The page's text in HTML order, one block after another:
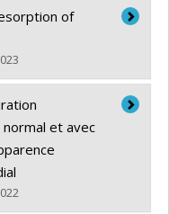
of
et avec